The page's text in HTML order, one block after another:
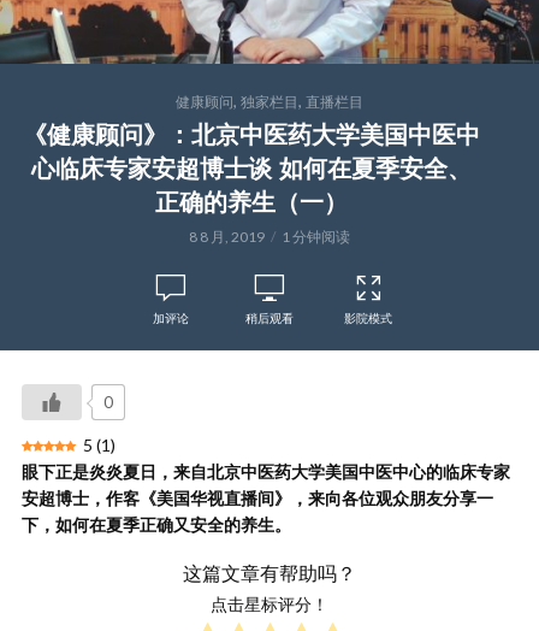
健康顾问, 独家栏目, 直播栏目
《健康顾问》：北京中医药大学美国中医中
心临床专家安超博士谈 如何在夏季安全、
正确的养生（一）
8 8 月, 2019 1 分钟阅读
加评论 稍后观看 影院模式
0
5 (1)
眼下正是炎炎夏日，来自北京中医药大学美国中医中心的临床专家
安超博士，作客《美国华视直播间》，来向各位观众朋友分享一
下，如何在夏季正确又安全的养生。
这篇文章有帮助吗？
点击星标评分！